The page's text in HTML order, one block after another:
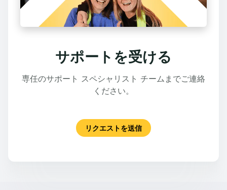
サポートを受ける
専任のサポート スペシャリスト チームまでご連絡
ください。
リクエストを送信